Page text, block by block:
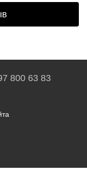
800 63 83